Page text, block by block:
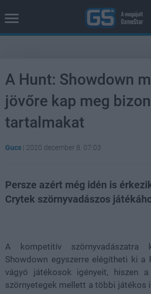
A Hunt: Showdown
jövőre kap meg
tartalmakat
Gucs | 2020 december 8. 07:03
Persze azért még idén is
Crytek szörnyvadászos
A kompetitív szörnyvadászatra
Showdown egyszerre elégítheti ki a
vágyó játékosok igényeit, hiszen
szörnyetegek mellett a többi játékos